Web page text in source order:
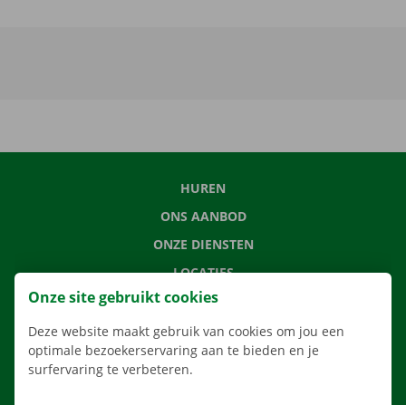
HUREN
ONS AANBOD
ONZE DIENSTEN
LOCATIES
APP
VERHUISOPLOSSINGEN
Onze site gebruikt cookies
Deze website maakt gebruik van cookies om jou een
optimale bezoekerservaring aan te bieden en je
surfervaring te verbeteren.